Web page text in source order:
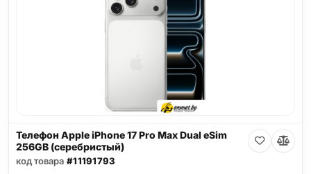
Телефон Apple iPhone 17 Pro Max Dual eSim
256GB (серебристый)
код товара #11191793